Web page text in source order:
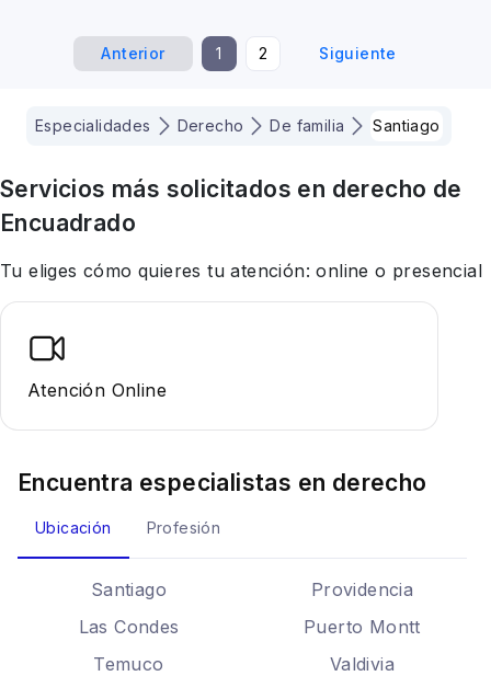
Anterior 1 2 Siguiente
Especialidades Derecho De familia Santiago
Servicios más solicitados en derecho de
Encuadrado
Tu eliges cómo quieres tu atención: online o presencial
Atención Online
Encuentra especialistas en derecho
Ubicación Profesión
Santiago
Providencia
Las Condes
Puerto Montt
Temuco
Valdivia